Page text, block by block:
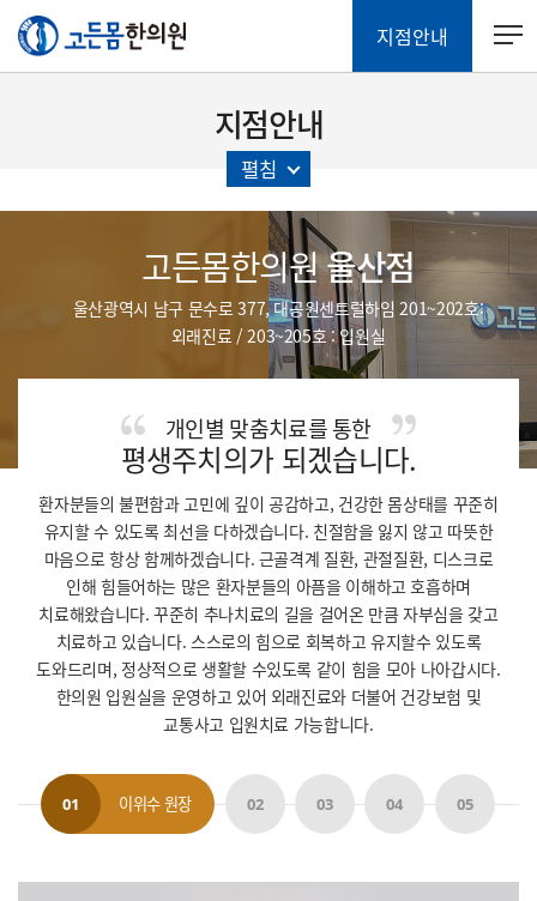
지점안내
지점안내
펼침
고든몸한의원울산점
울산광역시 남구 문수로 377, 대공원센트럴하임 201~202호:
외래진료 / 203~205호 : 입원실
개인별 맞춤치료를 통한
평생주치의가 되겠습니다.
환자분들의 불편함과 고민에 깊이 공감하고, 건강한 몸상태를 꾸준히
유지할 수 있도록 최선을 다하겠습니다. 친절함을 잃지 않고 따뜻한
마음으로 항상 함께하겠습니다. 근골격계 질환, 관절질환, 디스크로
인해 힘들어하는 많은 환자분들의 아픔을 이해하고 호흡하며
치료해왔습니다.꾸준히 추나치료의 길을 걸어온 만큼 자부심을 갖고
치료하고 있습니다. 스스로의 힘으로 회복하고 유지할수 있도록
도와드리며, 정상적으로 생활할 수있도록 같이 힘을 모아 나아갑시다.
한의원 입원실을 운영하고 있어 외래진료와 더불어 건강보험 및
교통사고 입원치료 가능합니다.
01 이위수 원장 02 03 04 05